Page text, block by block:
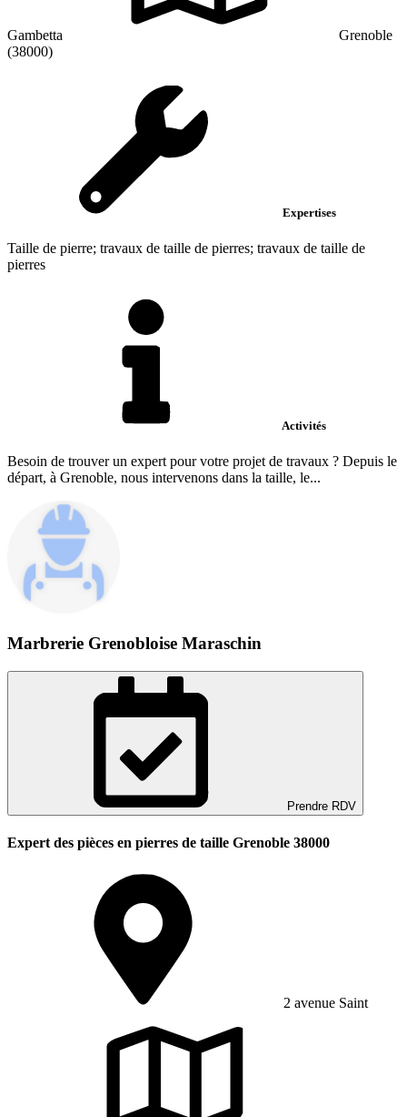
Gambetta
Grenoble
(38000)
Expertises
Taille de pierre; travaux de taille de pierres; travaux de taille de
pierres
Activités
Besoin de trouver un expert pour votre projet de travaux ? Depuis le
départ, à Grenoble, nous intervenons dans la taille, le...
Marbrerie Grenobloise Maraschin
Prendre RDV
Expert des pièces en pierres de taille Grenoble 38000
2 avenue Saint